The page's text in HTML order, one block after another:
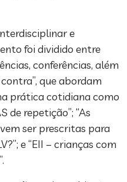
e
foi dividido entre
conferências, além
que abordam
prática cotidiana como
de repetição”; “As
ser prescritas para
e “EII – crianças com